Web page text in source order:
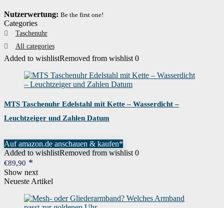
Nutzerwertung: Be the first one!
Categories
Taschenuhr
All categories
Added to wishlistRemoved from wishlist 0
MTS Taschenuhr Edelstahl mit Kette – Wasserdicht –
Leuchtzeiger und Zahlen Datum
Auf amazon.de anschauen & kaufen*
Added to wishlistRemoved from wishlist 0
€89,90
Show next
Neueste Artikel